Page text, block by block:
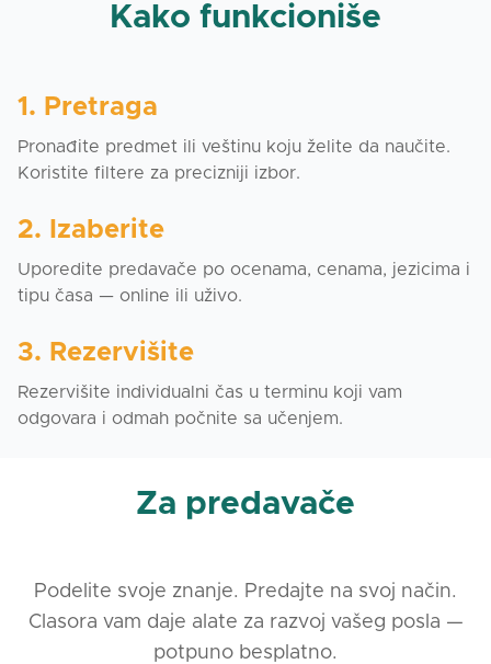
Kako funkcioniše
1. Pretraga
Pronađite predmet ili veštinu koju želite da naučite.
Koristite filtere za precizniji izbor.
2. Izaberite
Uporedite predavače po ocenama, cenama, jezicima i
tipu časa — online ili uživo.
3. Rezervišite
Rezervišite individualni čas u terminu koji vam
odgovara i odmah počnite sa učenjem.
Za predavače
Podelite svoje znanje. Predajte na svoj način.
Clasora vam daje alate za razvoj vašeg posla —
potpuno besplatno.